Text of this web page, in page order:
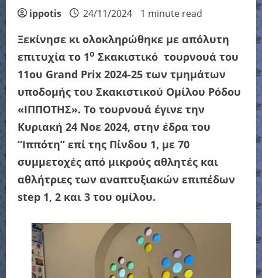
ippotis 24/11/2024 1 minute read
Ξεκίνησε κι ολοκληρώθηκε με απόλυτη
επιτυχία το 1ο Σκακιστικό τουρνουά του
11ου Grand Prix 2024-25 των τμημάτων
υποδομής του Σκακιστικού Ομίλου Ρόδου
«ΙΠΠΟΤΗΣ». Το τουρνουά έγινε την
Κυριακή 24 Νοε 2024, στην έδρα του
“Ιππότη” επί της Πίνδου 1, με 70
συμμετοχές από μικρούς αθλητές και
αθλήτριες των αναπτυξιακών επιπέδων
step 1, 2 και 3 του ομίλου.